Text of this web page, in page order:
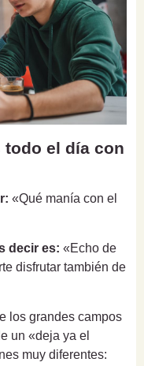
todo el día con
«Qué manía con el
decir es: «Echo de
disfrutar también de
los grandes campos
un «deja ya el
muy diferentes: